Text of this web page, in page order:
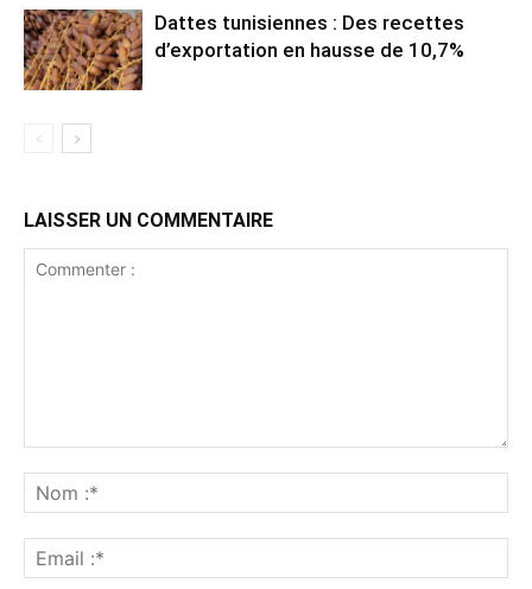
Dattes tunisiennes : Des recettes
d’exportation en hausse de 10,7%
LAISSER UN COMMENTAIRE